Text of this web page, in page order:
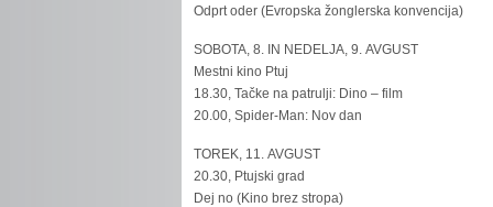
Odprt oder (Evropska žonglerska konvencija)
SOBOTA, 8. IN NEDELJA, 9. AVGUST
Mestni kino Ptuj
18.30, Tačke na patrulji: Dino – film
20.00, Spider-Man: Nov dan
TOREK, 11. AVGUST
20.30, Ptujski grad
Dej no (Kino brez stropa)